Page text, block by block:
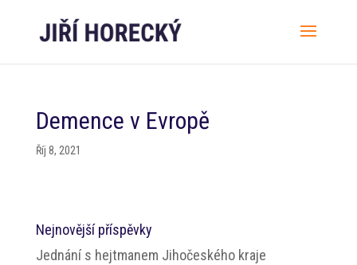
Demence v Evropě
Říj 8, 2021
Nejnovější příspěvky
Jednání s hejtmanem Jihočeského kraje